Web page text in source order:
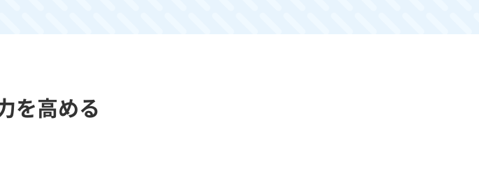
を高める